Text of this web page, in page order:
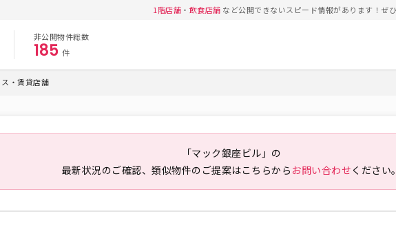
1階店舗 ・ 飲食店舗 など公開できないスピード情報があります！ぜ
非公開物件総数
185 件
・賃貸店舗
「マック銀座ビル」の
最新状況のご確認、類似物件のご提案はこちらから お問い合わせ ください。